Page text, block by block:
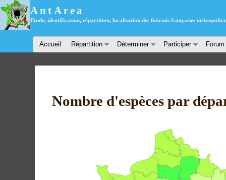
AntArea
Etude, identification, répartition, localisation des fourmis françaises
Accueil Répartition Déterminer Participer Forum
Nombre d'espèces par